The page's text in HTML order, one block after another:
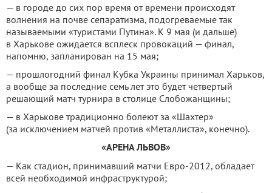
— в городе до сих пор время от времени происходят
волнения на почве сепаратизма, подогреваемые так
называемыми «туристами Путина». К 9 мая (и дальше)
в Харькове ожидается всплеск провокаций — финал,
напомню, запланирован на 15 мая;
— прошлогодний финал Кубка Украины принимал Харьков,
а вообще за последние семь лет это будет четвертый
решающий матч турнира в столице Слобожанщины;
— в Харькове традиционно болеют за «Шахтер»
(за исключением матчей против «Металлиста», конечно).
«АРЕНА ЛЬВОВ»
— Как стадион, принимавший матчи Евро-2012, обладает
всей необходимой инфраструктурой;